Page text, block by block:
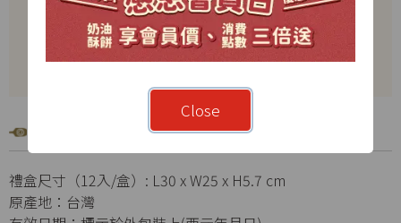
禮盒尺寸（12入/盒）: L30 x W25 x H5.7 cm
原產地：台灣
Close